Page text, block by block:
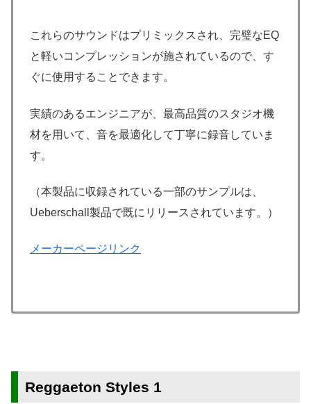
これらのサウンドはプリミックスされ、完璧なEQ
と軽いコンプレッションが施されているので、す
ぐに使用することできます。
実績のあるエンジニアが、最高品質のスタジオ機
材を用いて、音を最適化して丁寧に録音していま
す。
（本製品に収録されている一部のサンプルは、
Ueberschall製品で既にリリースされています。）
メーカーページリンク
Reggaeton Styles 1